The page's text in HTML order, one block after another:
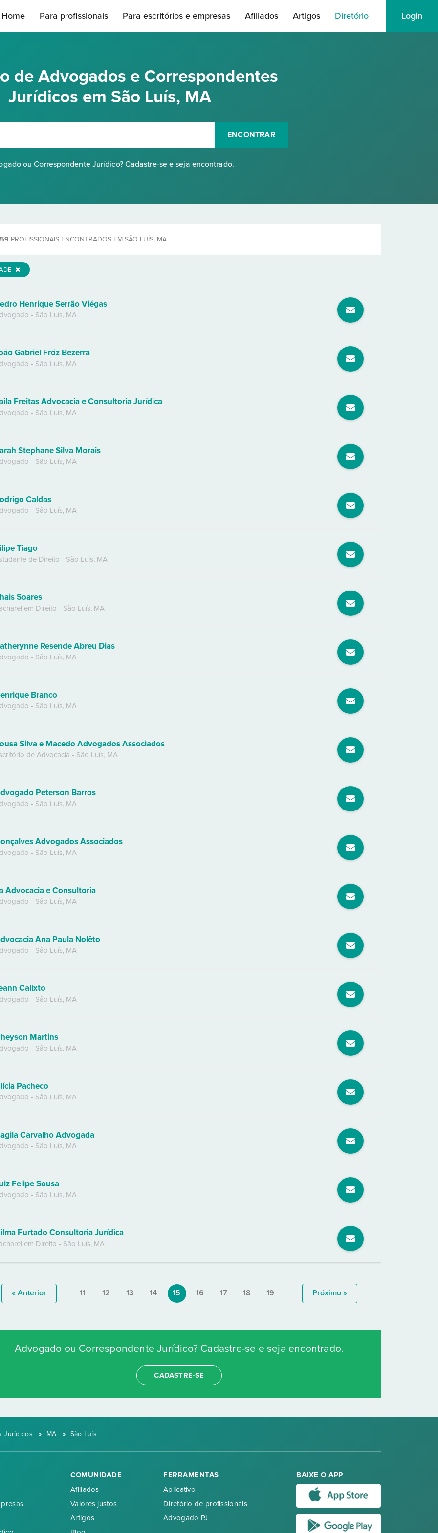
Home Para profissionais Para escritórios e empresas Afiliados Artigos Diretório Login
de Advogados e Correspondentes
Jurídicos em São Luís, MA
ENCONTRAR
ou Correspondente Jurídico? Cadastre-se e seja encontrado.
PROFISSIONAIS ENCONTRADOS EM SÃO LUÍS, MA.
Henrique Serrão Viégas
- São Luís, MA
Gabriel Fróz Bezerra
- São Luís, MA
Freitas Advocacia e Consultoria Jurídica
- São Luís, MA
Stephane Silva Morais
- São Luís, MA
Caldas
- São Luís, MA
Tiago
de Direito - São Luís, MA
Soares
em Direito - São Luís, MA
Resende Abreu Dias
- São Luís, MA
Branco
- São Luís, MA
Silva e Macedo Advogados Associados
de Advocacia - São Luís, MA
Peterson Barros
- São Luís, MA
Advogados Associados
- São Luís, MA
Advocacia e Consultoria
- São Luís, MA
Ana Paula Nolêto
- São Luís, MA
Calixto
- São Luís, MA
Martins
- São Luís, MA
Pacheco
- São Luís, MA
Carvalho Advogada
- São Luís, MA
Felipe Sousa
- São Luís, MA
Furtado Consultoria Jurídica
em Direito - São Luís, MA
« Anterior 11 12 13 14 15 16 17 18 19 Próximo »
Advogado ou Correspondente Jurídico? Cadastre-se e seja encontrado.
CADASTRE-SE
Jurídicos » MA » São Luís
COMUNIDADE
Afiliados
Valores justos
Artigos
FERRAMENTAS
Aplicativo
Diretório de profissionais
Advogado PJ
BAIXE O APP